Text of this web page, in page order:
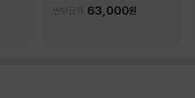
펀딩금액 63,000원